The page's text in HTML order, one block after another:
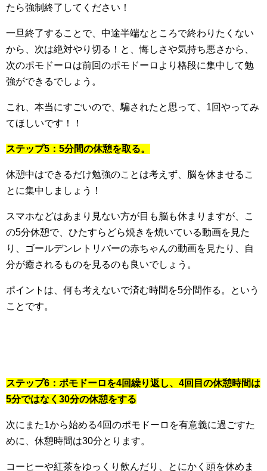
たら強制終了してください！
一旦終了することで、中途半端なところで終わりたくない
から、次は絶対やり切る！と、悔しさや気持ち悪さから、
次のポモドーロは前回のポモドーロより格段に集中して勉
強ができるでしょう。
これ、本当にすごいので、騙されたと思って、1回やってみ
てほしいです！！
ステップ5：5分間の休憩を取る。
休憩中はできるだけ勉強のことは考えず、脳を休ませるこ
とに集中しましょう！
スマホなどはあまり見ない方が目も脳も休まりますが、こ
の5分休憩で、ひたすらどら焼きを焼いている動画を見た
り、ゴールデンレトリバーの赤ちゃんの動画を見たり、自
分が癒されるものを見るのも良いでしょう。
ポイントは、何も考えないで済む時間を5分間作る。という
ことです。
ステップ6：ポモドーロを4回繰り返し、4回目の休憩時間は
5分ではなく30分の休憩をする
次にまた1から始める4回のポモドーロを有意義に過ごすた
めに、休憩時間は30分とります。
コーヒーや紅茶をゆっくり飲んだり、とにかく頭を休めま